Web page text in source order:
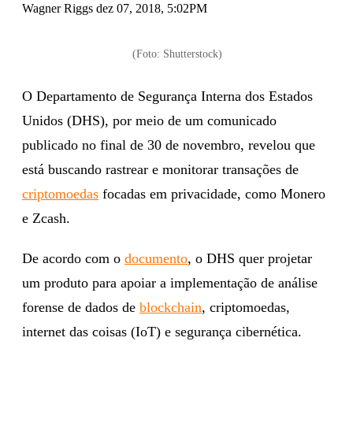
Wagner Riggs dez 07, 2018, 5:02PM
(Foto: Shutterstock)
O Departamento de Segurança Interna dos Estados
Unidos (DHS), por meio de um comunicado
publicado no final de 30 de novembro, revelou que
está buscando rastrear e monitorar transações de
criptomoedas focadas em privacidade, como Monero
e Zcash.
De acordo com o documento, o DHS quer projetar
um produto para apoiar a implementação de análise
forense de dados de blockchain, criptomoedas,
internet das coisas (IoT) e segurança cibernética.